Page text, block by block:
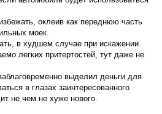
оклеив как переднюю часть
моек.
в худшем случае при искажении
легких притертостей, тут даже не
выделил деньги для
в глазах заинтересованного
не чем не хуже нового.